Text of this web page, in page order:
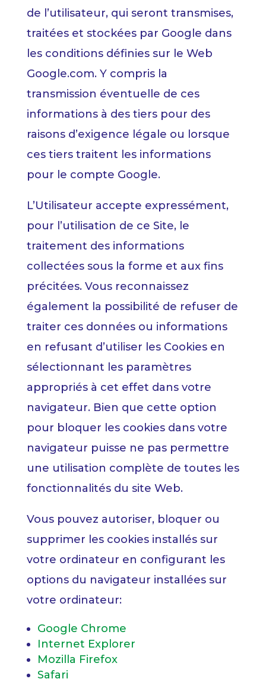
de l’utilisateur, qui seront transmises,
traitées et stockées par Google dans
les conditions définies sur le Web
Google.com. Y compris la
transmission éventuelle de ces
informations à des tiers pour des
raisons d’exigence légale ou lorsque
ces tiers traitent les informations
pour le compte Google.
L’Utilisateur accepte expressément,
pour l’utilisation de ce Site, le
traitement des informations
collectées sous la forme et aux fins
précitées. Vous reconnaissez
également la possibilité de refuser de
traiter ces données ou informations
en refusant d’utiliser les Cookies en
sélectionnant les paramètres
appropriés à cet effet dans votre
navigateur. Bien que cette option
pour bloquer les cookies dans votre
navigateur puisse ne pas permettre
une utilisation complète de toutes les
fonctionnalités du site Web.
Vous pouvez autoriser, bloquer ou
supprimer les cookies installés sur
votre ordinateur en configurant les
options du navigateur installées sur
votre ordinateur:
Google Chrome
Internet Explorer
Mozilla Firefox
Safari